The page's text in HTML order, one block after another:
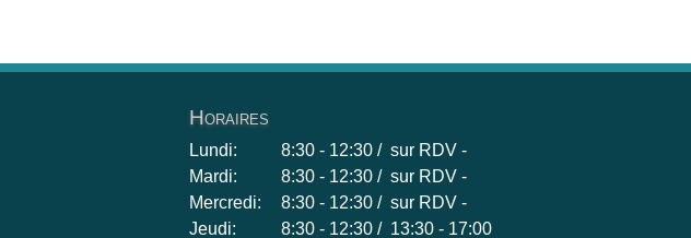
Horaires
Lundi:
8:30 - 12:30 / sur RDV -
Mardi:
8:30 - 12:30 / sur RDV -
Mercredi:
8:30 - 12:30 / sur RDV -
Jeudi:
8:30 - 12:30 / 13:30 - 17:00